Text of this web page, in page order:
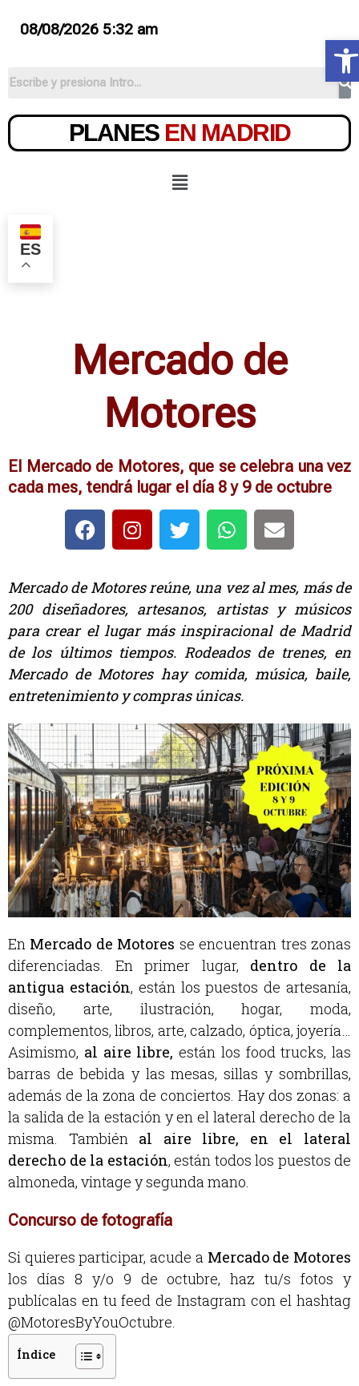
08/08/2026 5:32 am
PLANES EN MADRID
ES
Mercado de
Motores
El Mercado de Motores, que se celebra una vez
cada mes, tendrá lugar el día 8 y 9 de octubre
Mercado de Motores reúne, una vez al mes, más de
200 diseñadores, artesanos, artistas y músicos
para crear el lugar más inspiracional de Madrid
de los últimos tiempos. Rodeados de trenes, en
Mercado de Motores hay comida, música, baile,
entretenimiento y compras únicas.
En Mercado de Motores se encuentran tres zonas
diferenciadas. En primer lugar, dentro de la
antigua estación, están los puestos de artesanía,
diseño, arte, ilustración, hogar, moda,
complementos, libros, arte, calzado, óptica, joyería…
Asimismo, al aire libre, están los food trucks, las
barras de bebida y las mesas, sillas y sombrillas,
además de la zona de conciertos. Hay dos zonas: a
la salida de la estación y en el lateral derecho de la
misma. También al aire libre, en el lateral
derecho de la estación, están todos los puestos de
almoneda, vintage y segunda mano.
Concurso de fotografía
Si quieres participar, acude a Mercado de Motores
los días 8 y/o 9 de octubre, haz tu/s fotos y
publícalas en tu feed de Instagram con el hashtag
@MotoresByYouOctubre.
Índice